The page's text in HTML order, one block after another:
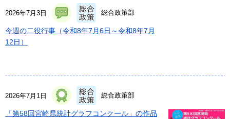
2026年7月3日 総合政策部
今週の二役行事（令和8年7月6日～令和8年7月
12日）
2026年7月1日 総合政策部
「第58回宮崎県統計グラフコンクール」の作品